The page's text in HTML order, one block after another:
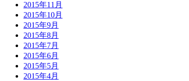
2015年11月
2015年10月
2015年9月
2015年8月
2015年7月
2015年6月
2015年5月
2015年4月